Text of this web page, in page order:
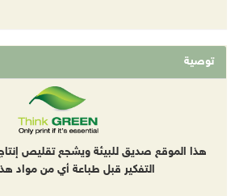
توصية
هذا الموقع صديق للبيئة ويشجع تقليص إنتاج
التفكير قبل طباعة أي من مواد